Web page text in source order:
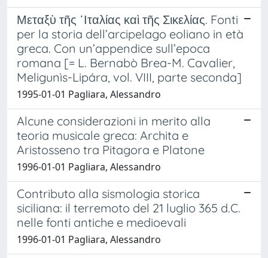
Μεταξὺ τῆς ᾿Ιταλίας καὶ τῆς Σικελίας. Fonti
per la storia dell’arcipelago eoliano in età
greca. Con un’appendice sull’epoca
romana [= L. Bernabò Brea-M. Cavalier,
Meligunìs-Lipára, vol. VIII, parte seconda]
1995-01-01 Pagliara, Alessandro
Alcune considerazioni in merito alla
teoria musicale greca: Archita e
Aristosseno tra Pitagora e Platone
1996-01-01 Pagliara, Alessandro
Contributo alla sismologia storica
siciliana: il terremoto del 21 luglio 365 d.C.
nelle fonti antiche e medioevali
1996-01-01 Pagliara, Alessandro